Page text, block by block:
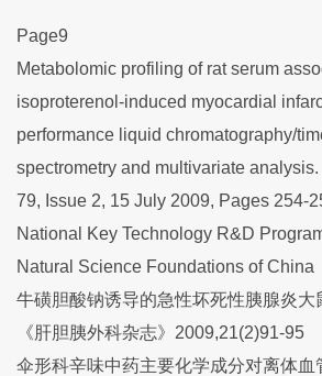
Page9
Metabolomic profiling of rat serum
isoproterenol-induced myocardial
performance liquid chromatography/
spectrometry and multivariate
79, Issue 2, 15 July 2009, Pages 254-
National Key Technology R&D
Natural Science Foundations of China
牛磺胆酸钠诱导的急性坏死性胰腺炎大
《肝胆胰外科杂志》2009,21(2)91-95
伞形科辛味中药主要化学成分对离体血